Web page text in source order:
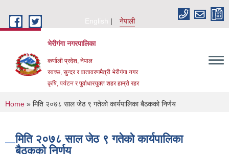
English
नेपाली
भेरीगंगा नगरपालिका
कर्णाली प्रदेश, नेपाल
स्वच्छ, सुन्दर र वातावरणमैत्री भेरीगंगा नगर
कृषि, पर्यटन र पुर्वाधारयुक्त शहर हाम्रो रहर
You are here
Home » मिति २०७८ साल जेठ ९ गतेको कार्यपालिका बैठकको निर्णय
मिति २०७८ साल जेठ ९ गतेको कार्यपालिका
बैठकको निर्णय